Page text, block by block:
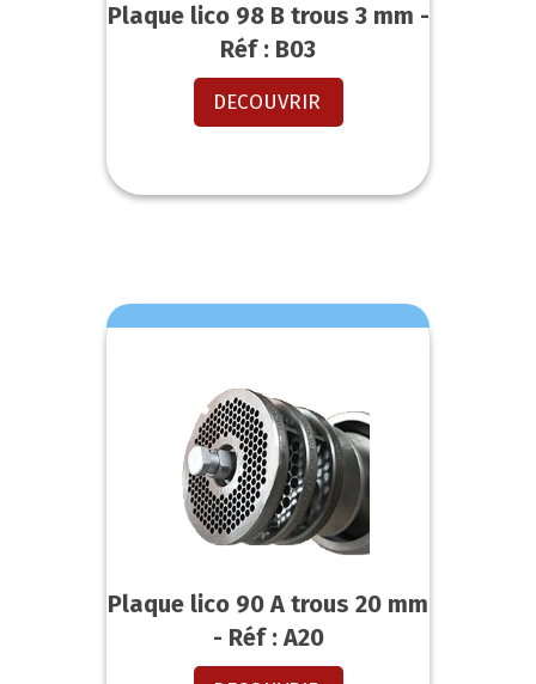
Plaque lico 98 B trous 3 mm -
Réf : B03
DECOUVRIR
Plaque lico 90 A trous 20 mm
- Réf : A20